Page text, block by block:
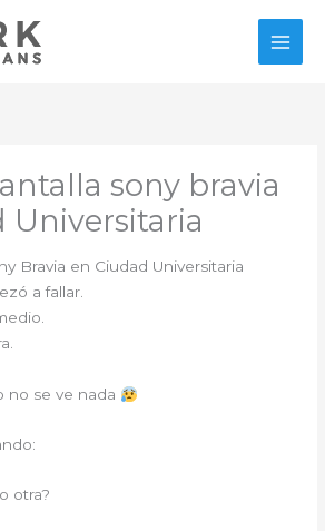
sony bravia
Universitaria
Bravia en Ciudad Universitaria
a fallar.
no se ve nada
otra?